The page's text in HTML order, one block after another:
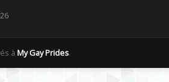
à My Gay Prides.